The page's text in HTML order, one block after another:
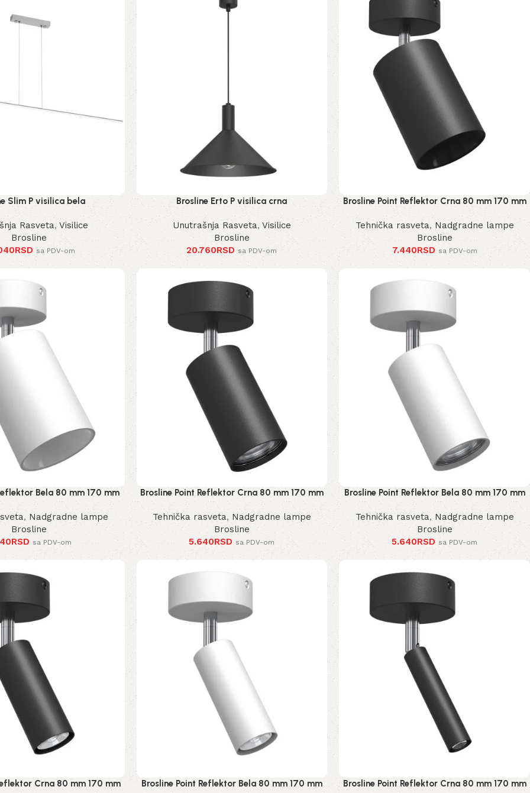
Slim P visilica bela
Rasveta,Visilice
Brosline
RSD sa PDV-om
Brosline Erto P visilica crna
Unutrašnja Rasveta,Visilice
Brosline
20.760RSD sa PDV-om
Brosline Point Reflektor Crna 80 mm 170 mm
2288 mm
Tehnička rasveta,Nadgradne lampe
Brosline
7.440RSD sa PDV-om
Bela 80 mm 170 mm
2289 mm
,Nadgradne lampe
Brosline
RSD sa PDV-om
Brosline Point Reflektor Crna 80 mm 170 mm
2286 mm
Tehnička rasveta, Nadgradne lampe
Brosline
5.640RSD sa PDV-om
Brosline Point Reflektor Bela 80 mm 170 mm
2287 mm
Tehnička rasveta, Nadgradne lampe
Brosline
5.640RSD sa PDV-om
Crna 80 mm 170 mm
Brosline Point Reflektor Bela 80 mm 170 mm
Brosline Point Reflektor Crna 80 mm 170 mm